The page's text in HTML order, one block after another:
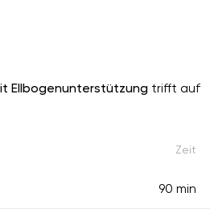
Ellbogenunterstützung trifft auf
Zeit
90 min